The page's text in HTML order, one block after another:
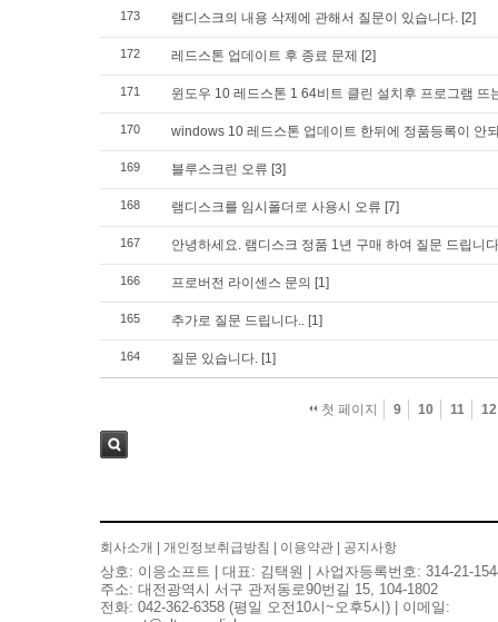
173 램디스크의 내용 삭제에 관해서 질문이 있습니다. [2]
172 레드스톤 업데이트 후 종료 문제 [2]
171 윈도우 10 레드스톤 1 64비트 클린 설치후 프로그램 뜨
170 windows 10 레드스톤 업데이트 한뒤에 정품등록이 안
169 블루스크린 오류 [3]
168 램디스크를 임시폴더로 사용시 오류 [7]
167 안녕하세요. 램디스크 정품 1년 구매 하여 질문 드립니다
166 프로버전 라이센스 문의 [1]
165 추가로 질문 드립니다.. [1]
164 질문 있습니다. [1]
첫 페이지 9 10 11 12
회사소개 개인정보취급방침 이용약관 공지사항
상호: 이응소프트 | 대표: 김택원 | 사업자등록번호: 314-21-
주소: 대전광역시 서구 관저동로90번길 15, 104-1802
전화: 042-362-6358 (평일 오전10시~오후5시) | 이메일: